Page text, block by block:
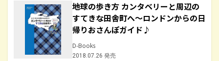
地球の歩き方 カンタベリーと周辺の
すてきな田舎町へ～ロンドンからの日
帰りおさんぽガイド♪
D-Books
2018.07.26 発売